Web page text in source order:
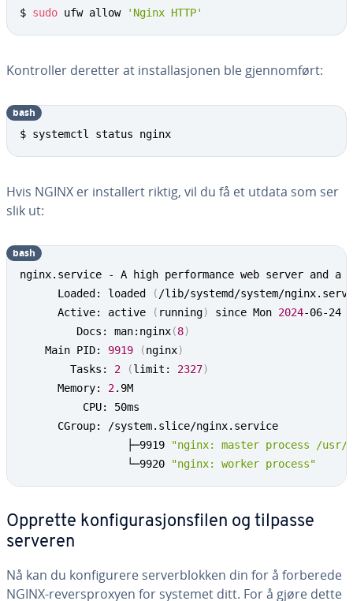
$ sudo ufw allow 'Nginx HTTP'
Kontroller deretter at installasjonen ble gjennomført:
$ systemctl status nginx
bash
Hvis NGINX er installert riktig, vil du få et utdata som ser
slik ut:
nginx.service - A high performance web server and a
      Loaded: loaded
( /lib/systemd/system/
      Active: active
( running) since Mon 2024-06-24
         Docs: man:nginx
(8)
    Main PID:
9919 (nginx)
        Tasks:
2 (limit: 2327)
      Memory:
2.9M
          CPU: 50ms
      CGroup: /system.slice/nginx.service
                 ├─9919
"nginx: master process /usr/
                 └─9920
"nginx: worker process"
bash
Opprette konfigurasjonsfilen og tilpasse
serveren
Nå kan du konfigurere serverblokken din for å forberede
NGINX-reversproxyen for systemet ditt. For å gjøre dette